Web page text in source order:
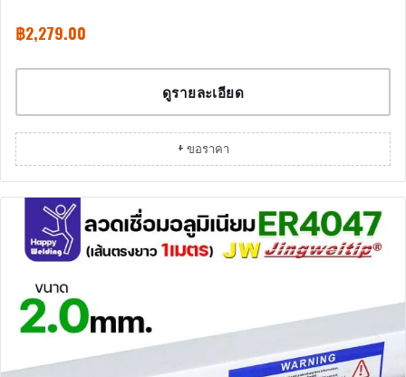
฿2,279.00
ดูรายละเอียด
+ ขอราคา